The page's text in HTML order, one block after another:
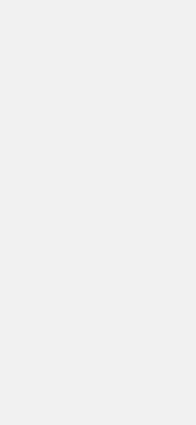
quel Bene
è così
a chi, come
il
il 11 Ottobre